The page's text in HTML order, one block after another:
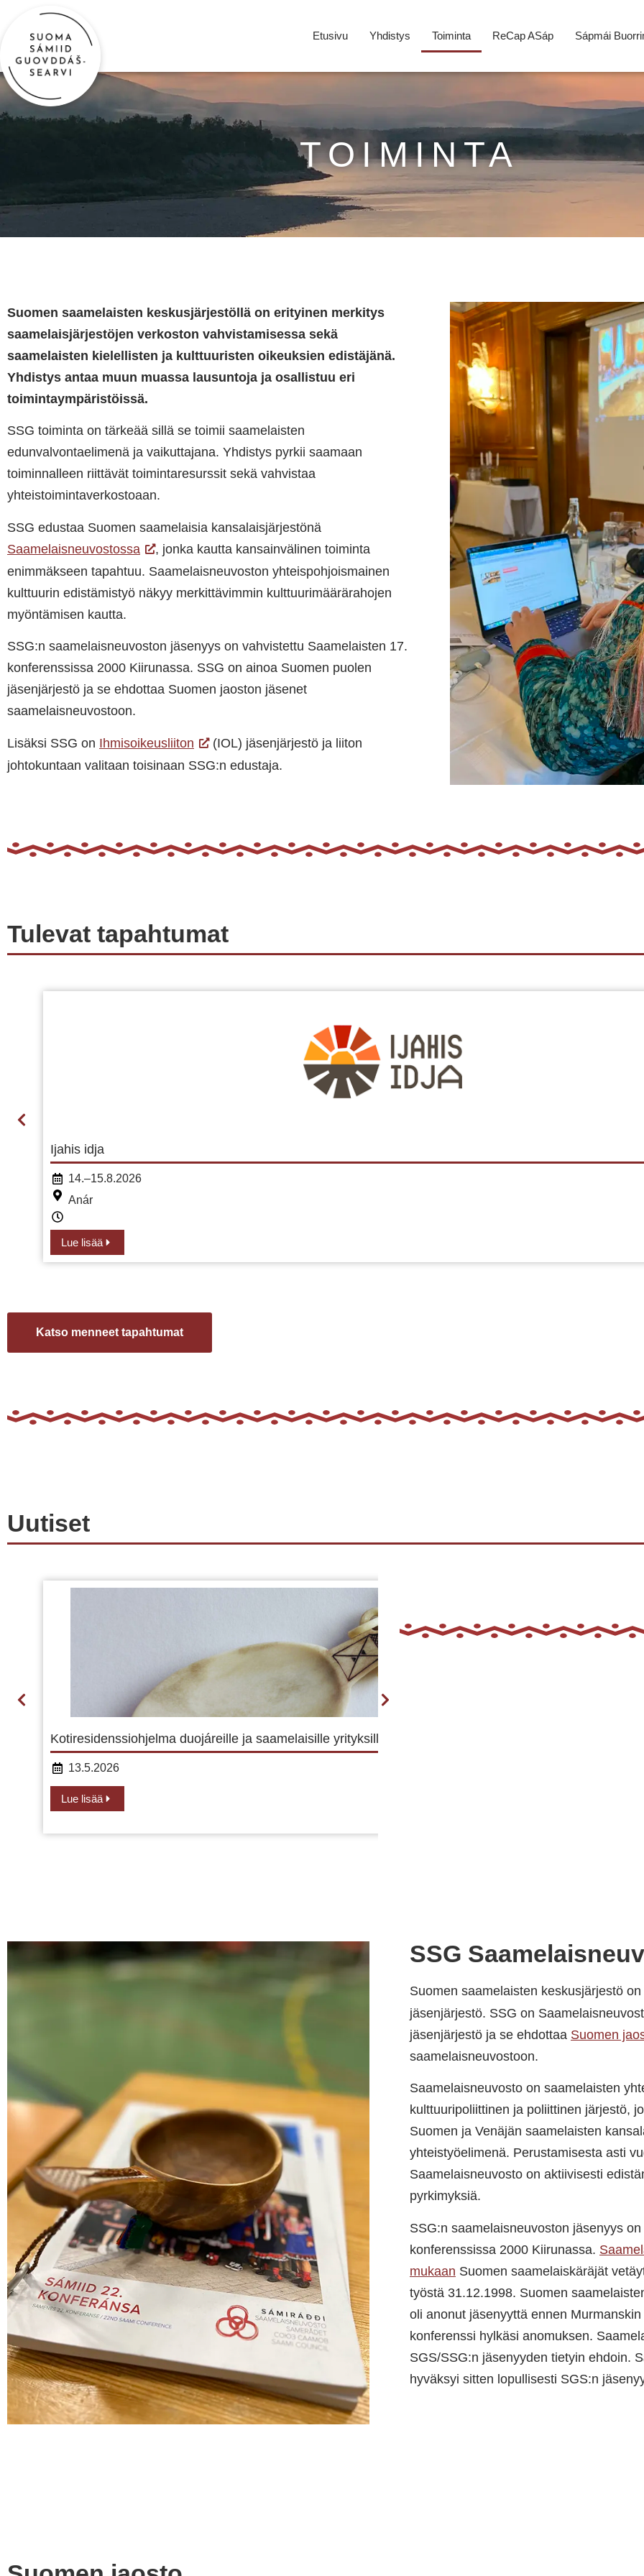
Etusivu Yhdistys Toiminta ReCap ASáp Sápmái
TOIMINTA
Suomen saamelaisten keskusjärjestöllä on erityinen merkitys
saamelaisjärjestöjen verkoston vahvistamisessa sekä
saamelaisten kielellisten ja kulttuuristen oikeuksien edistäjänä.
Yhdistys antaa muun muassa lausuntoja ja osallistuu eri
toimintaympäristöissä.
SSG toiminta on tärkeää sillä se toimii saamelaisten
edunvalvontaelimenä ja vaikuttajana. Yhdistys pyrkii saamaan
toiminnalleen riittävät toimintaresurssit sekä vahvistaa
yhteistoimintaverkostoaan.
SSG edustaa Suomen saamelaisia kansalaisjärjestönä
Saamelaisneuvostossa
, jonka kautta kansainvälinen toiminta
enimmäkseen tapahtuu. Saamelaisneuvoston yhteispohjoismainen
kulttuurin edistämistyö näkyy merkittävimmin kulttuurimäärärahojen
myöntämisen kautta.
SSG:n saamelaisneuvoston jäsenyys on vahvistettu Saamelaisten 17.
konferenssissa 2000 Kiirunassa. SSG on ainoa Suomen puolen
jäsenjärjestö ja se ehdottaa Suomen jaoston jäsenet
saamelaisneuvostoon.
Lisäksi SSG on Ihmisoikeusliiton
(IOL) jäsenjärjestö ja liiton
johtokuntaan valitaan toisinaan SSG:n edustaja.
Tulevat tapahtumat
Ijahis idja
14.–15.8.2026
Anár
Lue lisää
Katso menneet tapahtumat
Uutiset
Kotiresidenssiohjelma duojáreille ja saamelaisille yrityksille
13.5.2026
Lue lisää
SSG
Suomen saamelaisten keskusjärjestö on
jäsenjärjestö. SSG on
jäsenjärjestö ja se ehdottaa Suomen
saamelaisneuvostoon.
Saamelaisneuvosto on saamelaisten
kulttuuripoliittinen ja poliittinen järjestö,
Suomen ja Venäjän saamelaisten
yhteistyöelimenä. Perustamisesta asti
Saamelaisneuvosto on aktiivisesti
pyrkimyksiä.
SSG:n saamelaisneuvoston jäsenyys
konferenssissa 2000 Kiirunassa.
mukaan Suomen saamelaiskäräjät
työstä 31.12.1998. Suomen
oli anonut jäsenyyttä ennen
konferenssi hylkäsi anomuksen.
SGS/SSG:n jäsenyyden tietyin ehdoin.
hyväksyi sitten lopullisesti SGS:n